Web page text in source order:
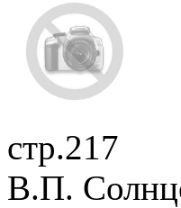
стр.217
В.П.